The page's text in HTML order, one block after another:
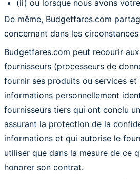
(ii) ou lorsque nous avons
De même, Budgetfares.com
concernant dans les
Budgetfares.com peut recourir
fournisseurs (processeurs de
fournir ses produits ou services
informations personnellement
fournisseurs tiers qui ont conclu
assurant la protection de la
informations et qui autorise le
utiliser que dans la mesure de ce
honorer son contrat.